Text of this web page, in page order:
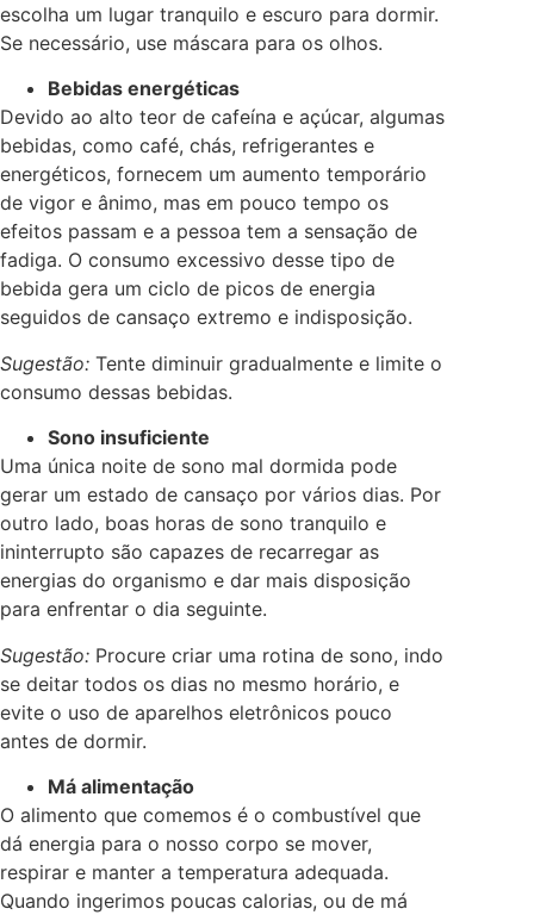
escolha um lugar tranquilo e escuro para dormir.
Se necessário, use máscara para os olhos.
Bebidas energéticas
Devido ao alto teor de cafeína e açúcar, algumas
bebidas, como café, chás, refrigerantes e
energéticos, fornecem um aumento temporário
de vigor e ânimo, mas em pouco tempo os
efeitos passam e a pessoa tem a sensação de
fadiga. O consumo excessivo desse tipo de
bebida gera um ciclo de picos de energia
seguidos de cansaço extremo e indisposição.
Sugestão: Tente diminuir gradualmente e limite o
consumo dessas bebidas.
Sono insuficiente
Uma única noite de sono mal dormida pode
gerar um estado de cansaço por vários dias. Por
outro lado, boas horas de sono tranquilo e
ininterrupto são capazes de recarregar as
energias do organismo e dar mais disposição
para enfrentar o dia seguinte.
Sugestão: Procure criar uma rotina de sono, indo
se deitar todos os dias no mesmo horário, e
evite o uso de aparelhos eletrônicos pouco
antes de dormir.
Má alimentação
O alimento que comemos é o combustível que
dá energia para o nosso corpo se mover,
respirar e manter a temperatura adequada.
Quando ingerimos poucas calorias, ou de má